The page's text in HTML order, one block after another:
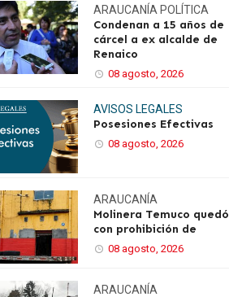
ARAUCANÍA POLÍTICA
Condenan a 15 años de
cárcel a ex alcalde de
Renaico
08 agosto, 2026
AVISOS LEGALES
Posesiones Efectivas
08 agosto, 2026
ARAUCANÍA
Molinera Temuco quedó
con prohibición de
08 agosto, 2026
ARAUCANÍA